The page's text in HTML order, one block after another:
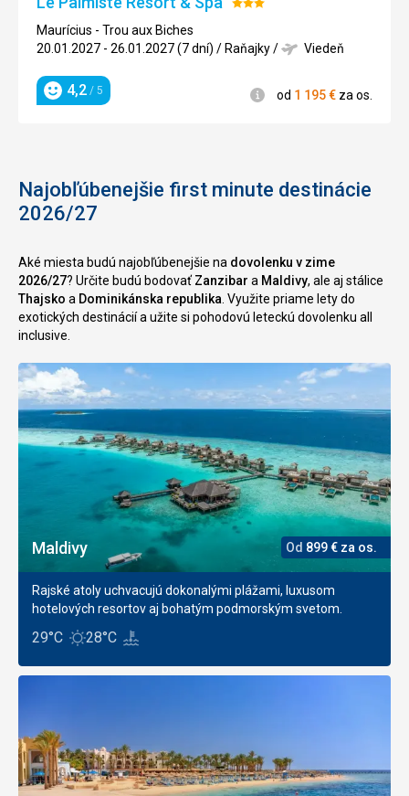
Hodnotenie:
Maurícius - Trou aux Biches
20.01.2027 - 26.01.2027 (7 dní) / Raňajky/ Viedeň
Hodnotenie
4,2 / 5 Informácie
od 1 195€ za os.
Najobľúbenejšie first minute destinácie
2026/27
Aké miesta budú najobľúbenejšie na dovolenku v zime
2026/27? Určite budú bodovať Zanzibar a Maldivy, ale aj stálice
Thajsko a Dominikánska republika . Využite priame lety do
exotických destinácií a užite si pohodovú leteckú dovolenku all
inclusive.
Maldivy Od 899€ za os.
Rajské atoly uchvacujú dokonalými plážami, luxusom
hotelových resortov aj bohatým podmorským svetom.
29°C 28°C